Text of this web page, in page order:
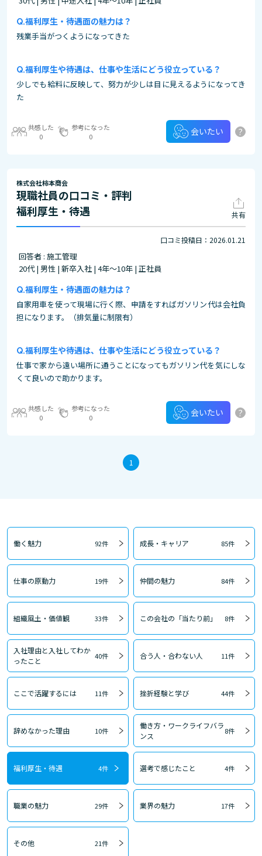
福利厚生・待遇面の魅力は？
残業手当がつくようになってきた
福利厚生や待遇は、仕事や生活にどう役立っている？
少しでも給料に反映して、努力が少しは目に見えるようになってき
た
共感した
0
参考になった
0
会いたい ?
株式会社柿本商会
現職社員の口コミ・評判
福利厚生・待遇
共有
口コミ投稿日：2026.01.21
回答者 : 施工管理
20代 | 男性 | 新卒入社 | 4年～10年 | 正社員
福利厚生・待遇面の魅力は？
自家用車を使って現場に行く際、申請をすればガソリン代は会社負
担になります。（排気量に制限有）
福利厚生や待遇は、仕事や生活にどう役立っている？
仕事で家から遠い場所に通うことになってもガソリン代を気にしな
くて良いので助かります。
共感した
0
参考になった
0
会いたい ?
1
働く魅力 92件 成長・キャリア 85件
仕事の原動力 19件 仲間の魅力 84件
組織風土・価値観 33件 この会社の「当たり前」 8件
入社理由と入社してわか
ったこと
40件 合う人・合わない人 11件
ここで活躍するには 11件 挫折経験と学び 44件
辞めなかった理由 10件
働き方・ワークライフバラ
ンス
8件
福利厚生・待遇 4件 選考で感じたこと 4件
職業の魅力 29件 業界の魅力 17件
その他 21件